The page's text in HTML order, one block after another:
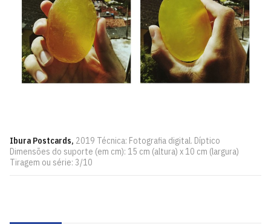
Ibura Postcards, 2019 Técnica: Fotografia digital. Díptico
Dimensões do suporte (em cm): 15 cm (altura) x 10 cm (largura)
Tiragem ou série: 3/10